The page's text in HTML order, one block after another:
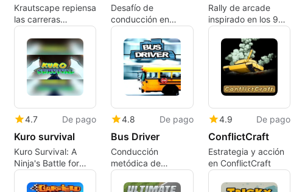
Krautscape repiensa
las carreras
haciendo que el
líder construya la
pista
Desafío de
conducción en
Pako: Car Chase
Simulator
Rally de arcade
inspirado en los 90
que valora el
impulso y el
carácter
4.7 De pago
Kuro survival
Kuro Survival: A
Ninja's Battle for
Survival
4.8 De pago
Bus Driver
Conducción
metódica de
autobuses en
entorno urbano
4.9 De pago
ConflictCraft
Estrategia y acción
en ConflictCraft